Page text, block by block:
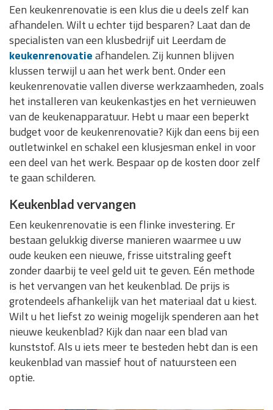
Een keukenrenovatie is een klus die u deels zelf kan
afhandelen. Wilt u echter tijd besparen? Laat dan de
specialisten van een klusbedrijf uit Leerdam de
keukenrenovatieafhandelen. Zij kunnen blijven
klussen terwijl u aan het werk bent. Onder een
keukenrenovatie vallen diverse werkzaamheden, zoals
het installeren van keukenkastjes en het vernieuwen
van de keukenapparatuur. Hebt u maar een beperkt
budget voor de keukenrenovatie? Kijk dan eens bij een
outletwinkel en schakel een klusjesman enkel in voor
een deel van het werk. Bespaar op de kosten door zelf
te gaan schilderen.
Keukenblad vervangen
Een keukenrenovatie is een flinke investering. Er
bestaan gelukkig diverse manieren waarmee u uw
oude keuken een nieuwe, frisse uitstraling geeft
zonder daarbij te veel geld uit te geven. Eén methode
is het vervangen van het keukenblad. De prijs is
grotendeels afhankelijk van het materiaal dat u kiest.
Wilt u het liefst zo weinig mogelijk spenderen aan het
nieuwe keukenblad? Kijk dan naar een blad van
kunststof. Als u iets meer te besteden hebt dan is een
keukenblad van massief hout of natuursteen een
optie.